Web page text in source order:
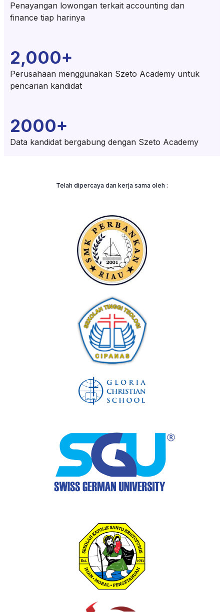
Penayangan lowongan terkait accounting dan
finance tiap harinya
2,000+
Perusahaan menggunakan Szeto Academy untuk
pencarian kandidat
2000+
Data kandidat bergabung dengan Szeto Academy
Telah dipercaya dan kerja sama oleh :